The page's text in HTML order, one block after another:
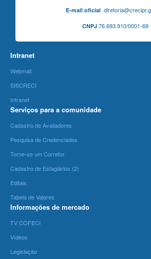
E-mail oficial
CNPJ76.693.910/0001-69
Intranet
Webmail
SISCRECI
Intranet
Serviços para a comunidade
Cadastro de Avaliadores
Pesquisa de Credenciados
Torne-se um Corretor
Cadastro de Estagiários (2)
Editais
Tabela de Valores
Informações de mercado
TV COFECI
Vídeos
Legislação